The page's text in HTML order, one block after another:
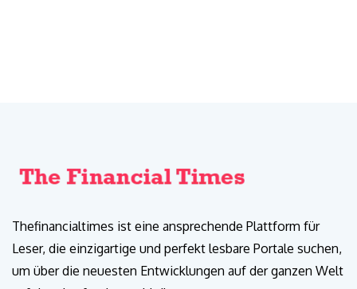
Thefinancialtimes ist eine ansprechende Plattform für
Leser, die einzigartige und perfekt lesbare Portale suchen,
um über die neuesten Entwicklungen auf der ganzen Welt